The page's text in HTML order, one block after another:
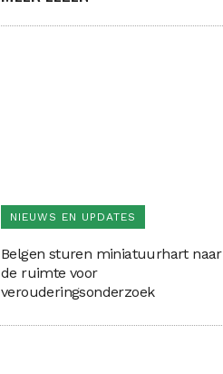
NIEUWS EN UPDATES
Belgen sturen miniatuurhart naar
de ruimte voor
verouderingsonderzoek